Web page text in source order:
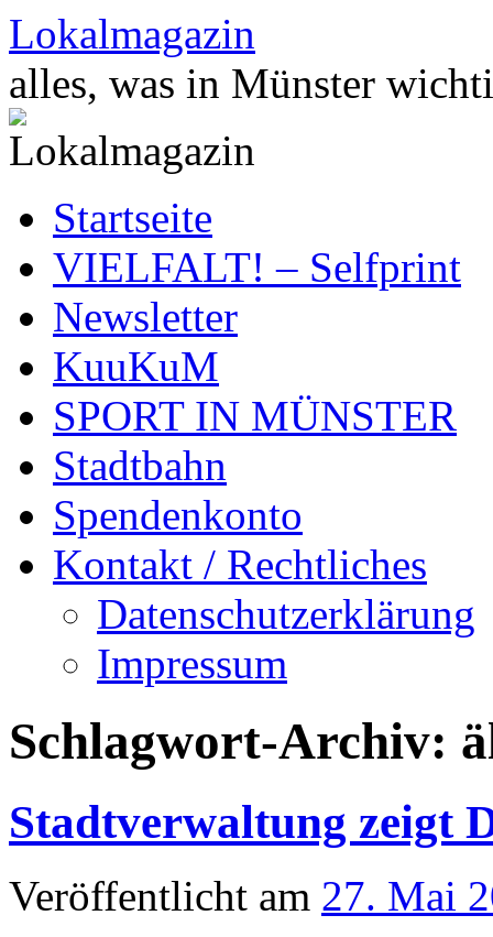
Zum
Inhalt
springen
Lokalmagazin
alles, was in Münster
Startseite
VIELFALT! – Selfprint
Newsletter
KuuKuM
SPORT IN MÜNSTER
Stadtbahn
Spendenkonto
Kontakt / Rechtliches
Datenschutzerklärung
Impressum
Schlagwort-Archiv:
Stadtverwaltung zeigt
Veröffentlicht am 27. Mai